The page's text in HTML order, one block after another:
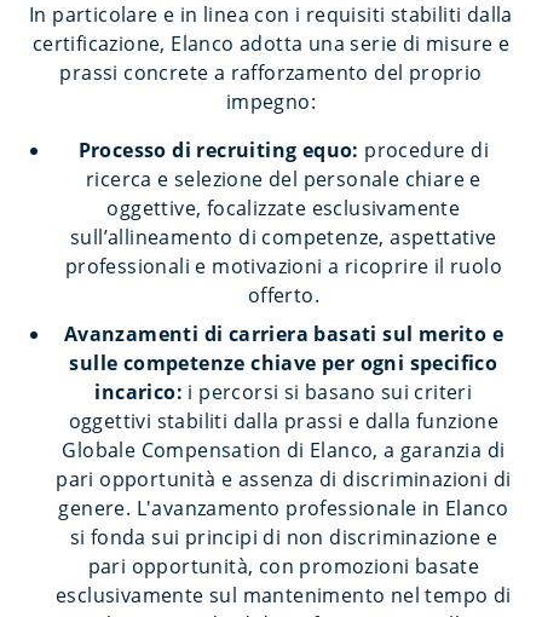
In particolare e in linea con i requisiti stabiliti dalla
certificazione, Elanco adotta una serie di misure e
prassi concrete a rafforzamento del proprio
impegno:
Processo di recruiting equo: procedure di
ricerca e selezione del personale chiare e
oggettive, focalizzate esclusivamente
sull’allineamento di competenze, aspettative
professionali e motivazioni a ricoprire il ruolo
offerto.
Avanzamenti di carriera basati sul merito e
sulle competenze chiave per ogni specifico
incarico: i percorsi si basano sui criteri
oggettivi stabiliti dalla prassi e dalla funzione
Globale Compensation di Elanco, a garanzia di
pari opportunità e assenza di discriminazioni di
genere. L'avanzamento professionale in Elanco
si fonda sui principi di non discriminazione e
pari opportunità, con promozioni basate
esclusivamente sul mantenimento nel tempo di